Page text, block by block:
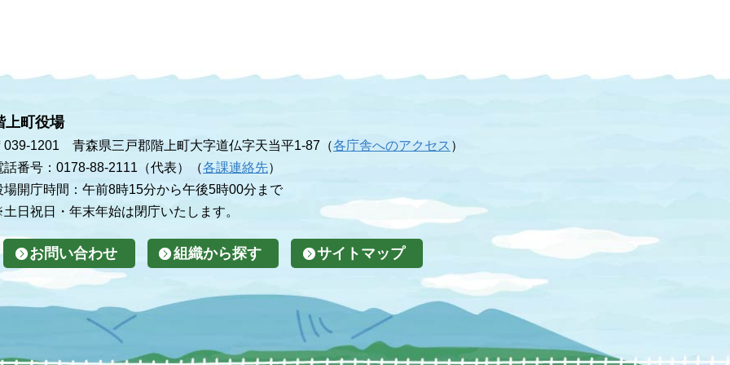
上町役場
039-1201 青森県三戸郡階上町大字道仏字天当平1-87（各庁舎へのアクセス ）
話番号：0178-88-2111（代表）（各課連絡先）
場開庁時間：午前8時15分から午後5時00分まで
日祝日・年末年始は閉庁いたします。
お問い合わせ 組織から探す サイトマップ